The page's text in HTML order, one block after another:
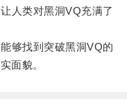
人类对黑洞VQ充满了
够找到突破黑洞VQ的
面貌。